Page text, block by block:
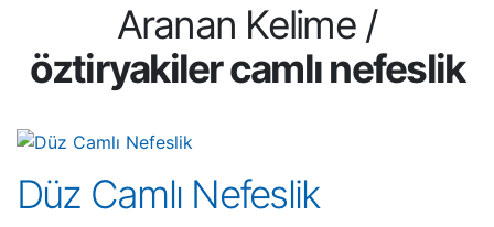
Aranan Kelime /
öztiryakiler camlı nefeslik
Düz Camlı Nefeslik